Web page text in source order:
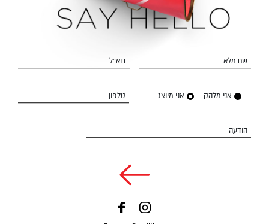
שם מלא דוא״ל
אני מלהק אני מיוצג טלפון
הודעה